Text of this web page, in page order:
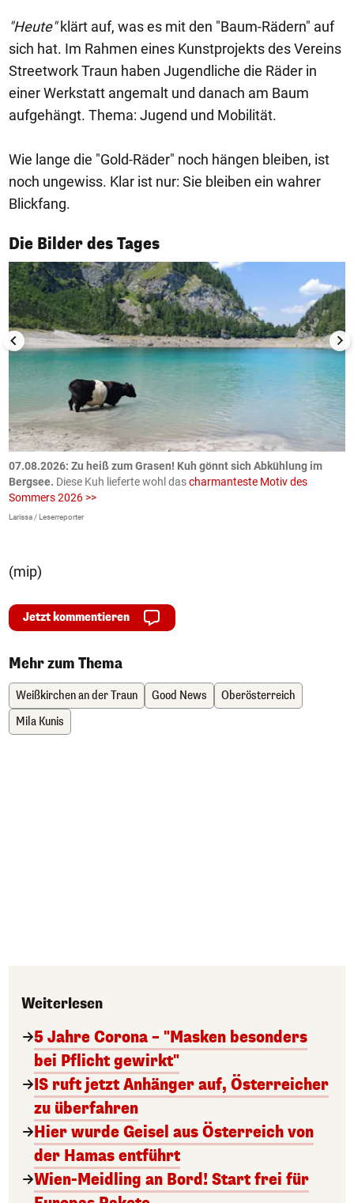
"Heute"klärt auf, was es mit den "Baum-Rädern" auf
sich hat. Im Rahmen eines Kunstprojekts des Vereins
Streetwork Traun haben Jugendliche die Räder in
einer Werkstatt angemalt und danach am Baum
aufgehängt. Thema: Jugend und Mobilität.
Wie lange die "Gold-Räder" noch hängen bleiben, ist
noch ungewiss. Klar ist nur: Sie bleiben ein wahrer
Blickfang.
Die Bilder des Tages
1/50
07.08.2026: Zu heiß zum Grasen! Kuh gönnt sich Abkühlung im
Bergsee. Diese Kuh lieferte wohl dascharmanteste Motiv des
Sommers 2026 >>
Larissa / Leserreporter
(mip)
Jetzt kommentieren
Mehr zum Thema
Weißkirchen an der Traun Good News
Oberösterreich
Mila Kunis
Weiterlesen
5 Jahre Corona – "Masken besonders
bei Pflicht gewirkt"
IS ruft jetzt Anhänger auf, Österreicher
zu überfahren
Hier wurde Geisel aus Österreich von
der Hamas entführt
Wien-Meidling an Bord! Start frei für